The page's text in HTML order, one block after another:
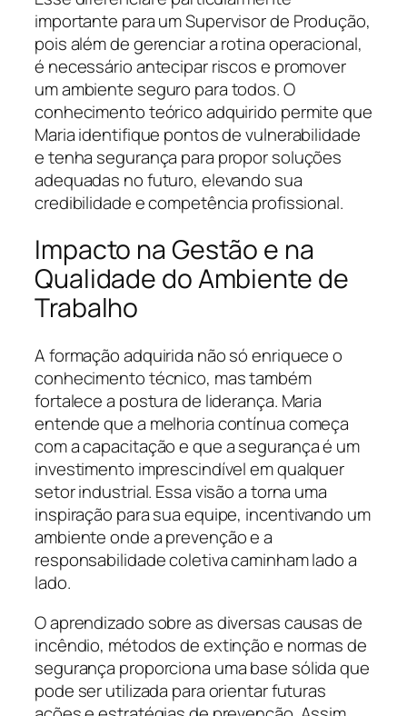
importante para um Supervisor de Produção,
pois além de gerenciar a rotina operacional,
é necessário antecipar riscos e promover
um ambiente seguro para todos. O
conhecimento teórico adquirido permite que
Maria identifique pontos de vulnerabilidade
e tenha segurança para propor soluções
adequadas no futuro, elevando sua
credibilidade e competência profissional.
Impacto na Gestão e na
Qualidade do Ambiente de
Trabalho
A formação adquirida não só enriquece o
conhecimento técnico, mas também
fortalece a postura de liderança. Maria
entende que a melhoria contínua começa
com a capacitação e que a segurança é um
investimento imprescindível em qualquer
setor industrial. Essa visão a torna uma
inspiração para sua equipe, incentivando um
ambiente onde a prevenção e a
responsabilidade coletiva caminham lado a
lado.
O aprendizado sobre as diversas causas de
incêndio, métodos de extinção e normas de
segurança proporciona uma base sólida que
pode ser utilizada para orientar futuras